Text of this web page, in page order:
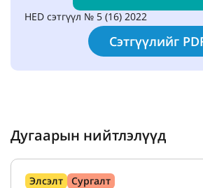
HED сэтгүүл № 5 (16) 2022
Сэтгүүлийг
Дугаарын нийтлэлүүд
Элсэлт Сургалт